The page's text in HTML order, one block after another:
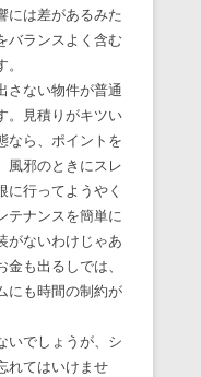
には差があるみた
バランスよく含む
さない物件が普通
。見積りがキツい
なら、ポイントを
風邪のときにスレ
に行ってようやく
テナンスを簡単に
がないわけじゃあ
も出るしでは、
にも時間の制約が
いでしょうが、シ
れてはいけませ